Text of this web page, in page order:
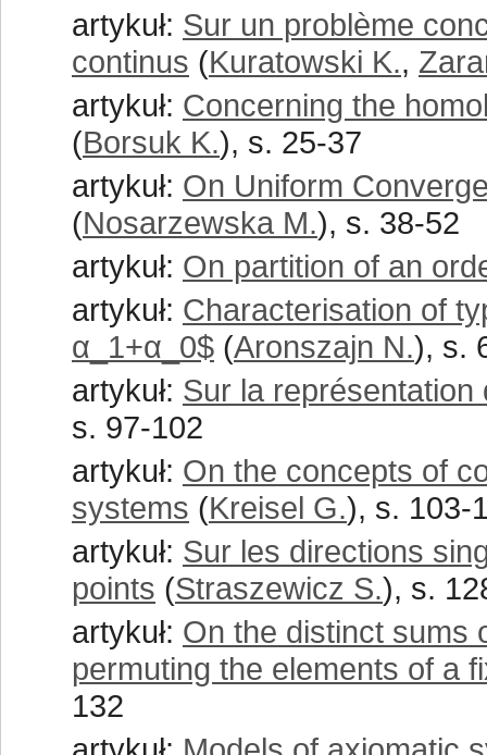
artykuł: Sur un problème
continus (Kuratowski K.,
artykuł: Concerning the
(Borsuk K.), s. 25-37
artykuł: On Uniform
(Nosarzewska M.), s. 38-52
artykuł: On partition of an
artykuł: Characterisation of
α_1+α_0$ (Aronszajn N.), s.
artykuł: Sur la
s. 97-102
artykuł: On the concepts of
systems (Kreisel G.), s. 103-
artykuł: Sur les directions
points (Straszewicz S.), s.
artykuł: On the distinct sums
permuting the elements of a
132